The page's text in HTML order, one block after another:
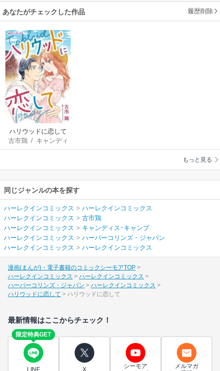
あなたがチェックした作品 履歴削除
ハリウッドに恋して
古市鶏/ キャンディ
ス･キャンプ
もっと見る
同じジャンルの本を探す
ハーレクインコミックス > ハーレクインコミックス
ハーレクインコミックス > 古市鶏
ハーレクインコミックス > キャンディス･キャンプ
ハーレクインコミックス > ハーパーコリンズ・ジャパン
ハーレクインコミックス > ハーレクインコミックス
漫画(まんが)・電子書籍のコミックシーモアTOP
ハーレクインコミックス
ハーレクインコミックス
ハーパーコリンズ・ジャパン
ハーレクインコミックス
ハリウッドに恋して
ハリウッドに恋して
最新情報はここからチェック！
限定特典GET
LINE X
シーモア
メルマガ